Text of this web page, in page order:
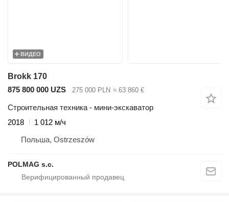
ВИДЕО
Brokk 170
875 800 000 UZS
275 000 PLN ≈ 63 860 €
Строительная техника - мини-экскаватор
2018
1 012 м/ч
Польша, Ostrzeszów
POLMAG s.c.